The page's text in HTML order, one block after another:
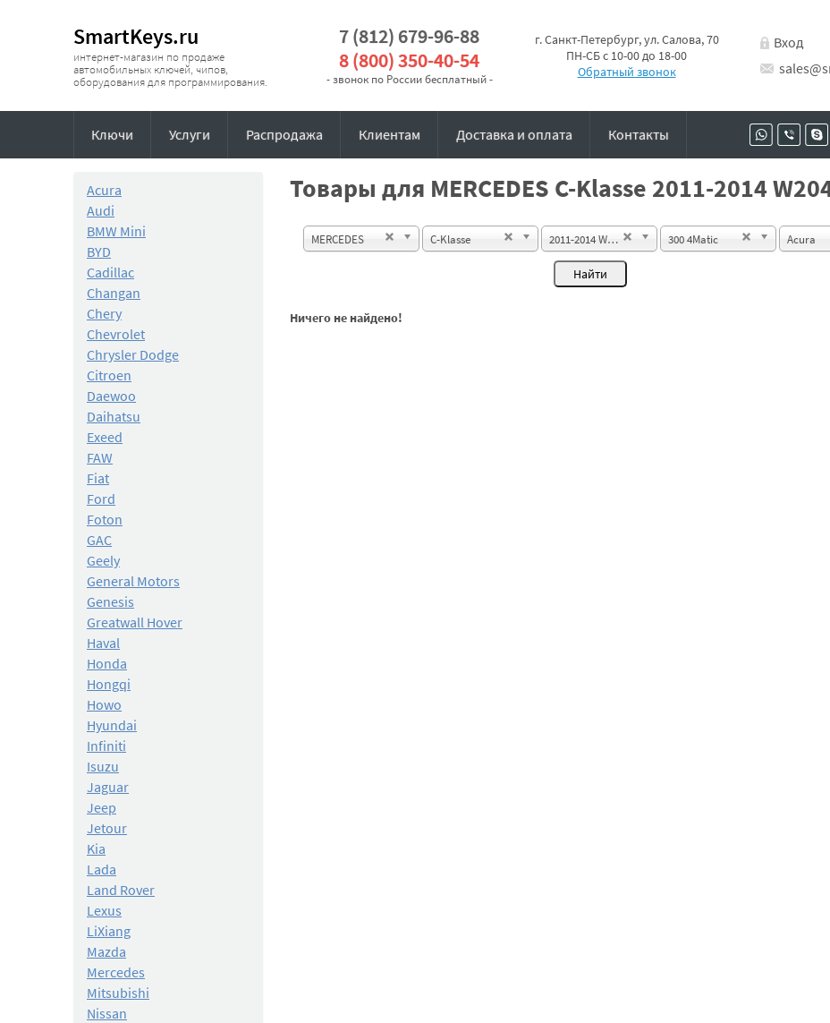
SmartKeys.ru
интернет-магазин по продаже
автомобильных ключей, чипов,
оборудования для программирования.
7 (812) 679-96-88
8 (800) 350-40-54
- звонок по России бесплатный -
г. Санкт-Петербург, ул. Салова, 70
ПН-СБ с 10-00 до 18-00
Обратный звонок
Вход
Ключи Услуги Распродажа Клиентам Доставка и оплата Контакты
Acura
Audi
BMW Mini
BYD
Cadillac
Changan
Chery
Chevrolet
Chrysler Dodge
Citroen
Daewoo
Daihatsu
Exeed
FAW
Fiat
Ford
Foton
GAC
Geely
General Motors
Genesis
Greatwall Hover
Haval
Honda
Hongqi
Howo
Hyundai
Infiniti
Isuzu
Jaguar
Jeep
Jetour
Kia
Lada
Land Rover
Lexus
LiXiang
Mazda
Mercedes
Mitsubishi
Nissan
Товары для MERCEDES C-Klasse 2011-2014
MERCEDES C-Klasse 2011-2014 W204 Sedan 300 4Matic Acura
Ничего не найдено!